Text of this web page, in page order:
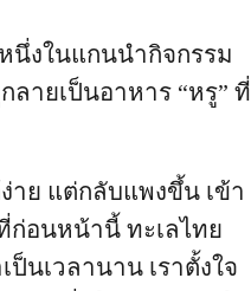
นึ่งในแกนนำกิจกรรม
ายเป็นอาหาร “หรู” ที่
าย แต่กลับแพงขึ้น เข้า
อนหน้านี้ ทะเลไทย
นเวลานาน เราตั้งใจ